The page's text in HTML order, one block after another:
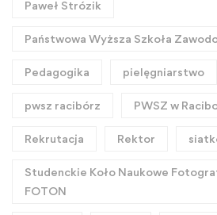
Paweł Strózik
Państwowa Wyższa Szkoła
Pedagogika pielęgniarstwo
pwsz racibórz PWSZ w
Rekrutacja Rektor
Studenckie Koło Naukowe
FOTON